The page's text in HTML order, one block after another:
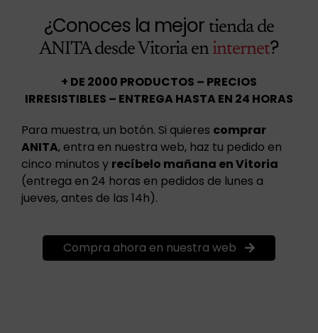
¿Conoces la mejor tienda de
ANITA desde Vitoria eninternet?
+ DE 2000 PRODUCTOS – PRECIOS
IRRESISTIBLES – ENTREGA HASTA EN 24 HORAS
Para muestra, un botón. Si quieres comprar
ANITA, entra en nuestra web, haz tu pedido en
cinco minutos y recíbelo mañana en Vitoria
(entrega en 24 horas en pedidos de lunes a
jueves, antes de las 14h).
Compra ahora en nuestra web